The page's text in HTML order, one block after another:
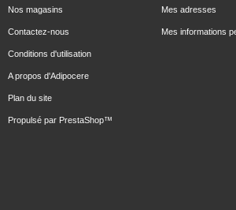
Nos magasins
Contactez-nous
Conditions d'utilisation
A propos d'Adipocere
Plan du site
Propulsé par PrestaShop™
Mes adresses
Mes informations